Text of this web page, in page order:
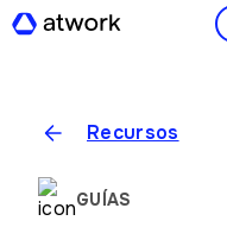
Recursos
GUÍAS